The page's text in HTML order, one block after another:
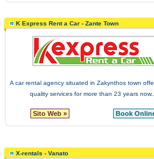
K Express Rent a Car - Zante Town
A car rental agency situated in Zakynthos town
quality services for more than 23 years
Sito Web » Book
X-rentals - Vanato